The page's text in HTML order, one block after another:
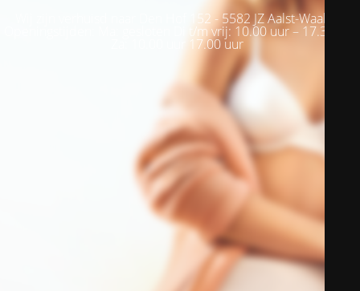
Wij zijn verhuisd naar Den Hof 152 - 5582 JZ Aalst-Waalre -
Openingstijden: Ma: gesloten Di t/m vrij: 10.00 uur – 17.30 uur
Za: 10.00 uur 17.00 uur